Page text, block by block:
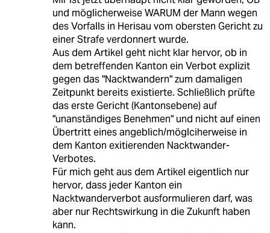
und möglicherweise WARUM der Mann wegen
des Vorfalls in Herisau vom obersten Gericht zu
einer Strafe verdonnert wurde.
Aus dem Artikel geht nicht klar hervor, ob in
dem betreffenden Kanton ein Verbot explizit
gegen das "Nacktwandern" zum damaligen
Zeitpunkt bereits existierte. Schließlich prüfte
das erste Gericht (Kantonsebene) auf
"unanständiges Benehmen" und nicht auf einen
Übertritt eines angeblich/möglciherweise in
dem Kanton exitierenden Nacktwander-
Verbotes.
Für mich geht aus dem Artikel eigentlich nur
hervor, dass jeder Kanton ein
Nacktwanderverbot ausformulieren darf, was
aber nur Rechtswirkung in die Zukunft haben
kann.